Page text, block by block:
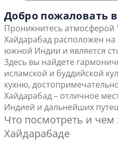
Добро пожаловать
Проникнитесь атмосферой
Хайдарабад расположен
южной Индии и является
Здесь вы найдете
исламской и буддийской
кухню,
Хайдарабад – отличное
Индией и дальнейших
Что посмотреть и чем
Хайдарабаде